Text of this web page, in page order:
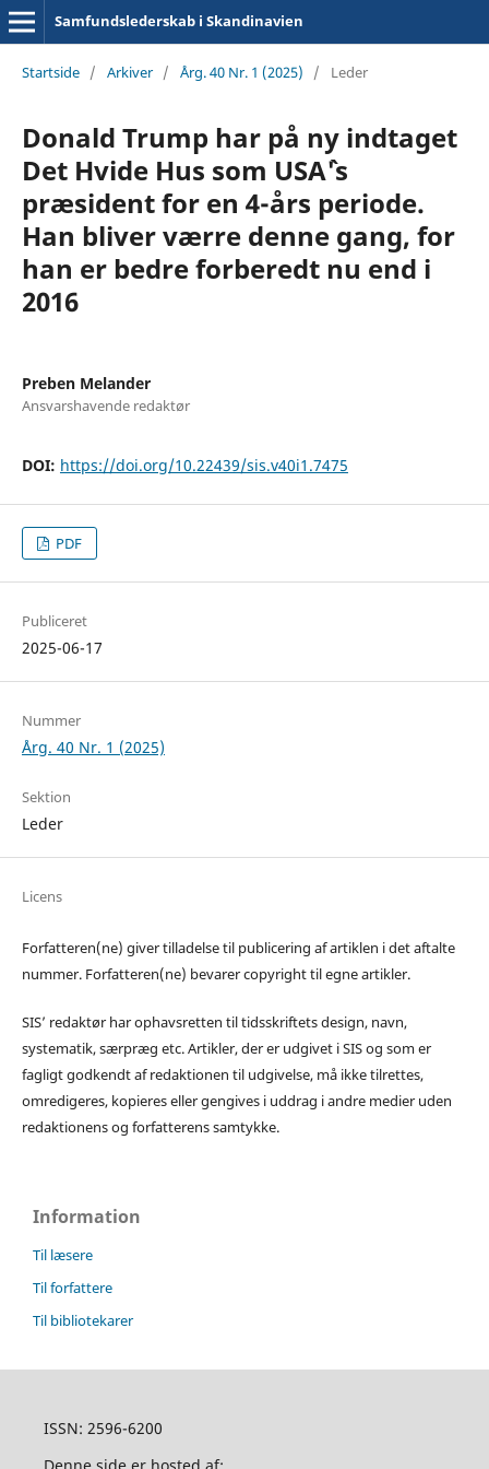
Samfundslederskab i Skandinavien
Startside / Arkiver / Årg. 40 Nr. 1 (2025) / Leder
Donald Trump har på ny indtaget
Det Hvide Hus som USA`'s
præsident for en 4-års periode.
Han bliver værre denne gang, for
han er bedre forberedt nu end i
2016
Preben Melander
Ansvarshavende redaktør
DOI: https://doi.org/10.22439/sis.v40i1.7475
PDF
Publiceret
2025-06-17
Nummer
Årg. 40 Nr. 1 (2025)
Sektion
Leder
Licens
Forfatteren(ne) giver tilladelse til publicering af artiklen i det aftalte
nummer. Forfatteren(ne) bevarer copyright til egne artikler.
SIS’ redaktør har ophavsretten til tidsskriftets design, navn,
systematik, særpræg etc. Artikler, der er udgivet i SIS og som er
fagligt godkendt af redaktionen til udgivelse, må ikke tilrettes,
omredigeres, kopieres eller gengives i uddrag i andre medier uden
redaktionens og forfatterens samtykke.
Information
Til læsere
Til forfattere
Til bibliotekarer
ISSN: 2596-6200